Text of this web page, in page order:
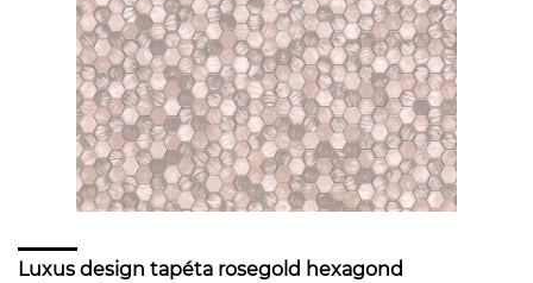
Luxus design tapéta rosegold hexagond